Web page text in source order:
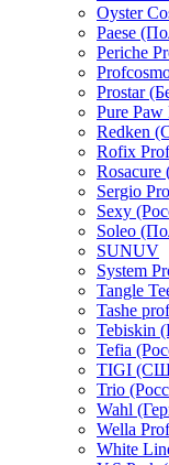
Oyster
Paese
Periche
Prostar
Pure
Redken
Rofix
Rosacure
Sergio
Sexy
Soleo
SUNUV
System
Tangle
Tashe
Tebiskin
Tefia
TIGI
Trio
Wahl
Wella
White